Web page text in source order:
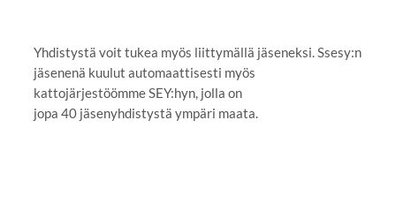
Yhdistystä voit tukea myös liittymällä jäseneksi. Ssesy:n
jäsenenä kuulut automaattisesti myös
kattojärjestöömme SEY:hyn, jolla on
jopa 40 jäsenyhdistystä ympäri maata.